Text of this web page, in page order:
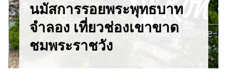
นมัสการรอยพระพุทธบาท
จำลอง เที่ยวช่องเขาขาด
ชมพระราชวัง